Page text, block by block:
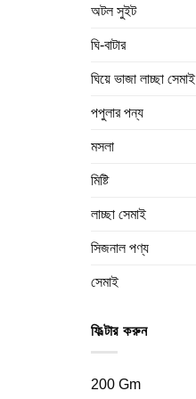
অটল সুইট
ঘি-বাটার
ঘিয়ে ভাজা লাচ্ছা সেমাই
পপুলার পন্য
মসলা
মিষ্টি
লাচ্ছা সেমাই
সিজনাল পণ্য
সেমাই
ফিল্টার করুন
200 Gm